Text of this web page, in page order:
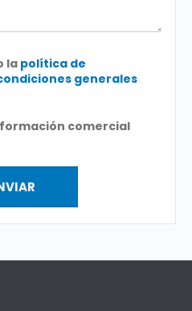
la política de
generales
comercial